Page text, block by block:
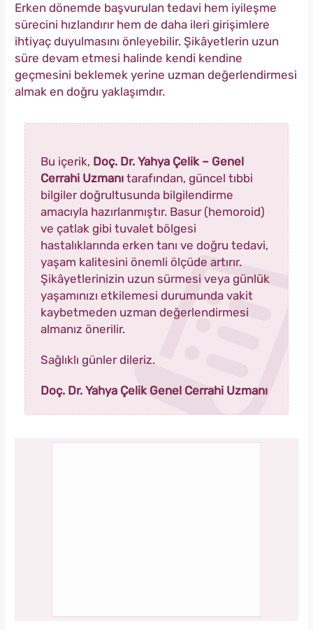
Erken dönemde başvurulan tedavi hem iyileşme
sürecini hızlandırır hem de daha ileri girişimlere
ihtiyaç duyulmasını önleyebilir. Şikâyetlerin uzun
süre devam etmesi halinde kendi kendine
geçmesini beklemek yerine uzman değerlendirmesi
almak en doğru yaklaşımdır.
Bu içerik, Doç. Dr. Yahya Çelik – Genel
Cerrahi Uzmanı tarafından, güncel tıbbi
bilgiler doğrultusunda bilgilendirme
amacıyla hazırlanmıştır. Basur (hemoroid)
ve çatlak gibi tuvalet bölgesi
hastalıklarında erken tanı ve doğru tedavi,
yaşam kalitesini önemli ölçüde artırır.
Şikâyetlerinizin uzun sürmesi veya günlük
yaşamınızı etkilemesi durumunda vakit
kaybetmeden uzman değerlendirmesi
almanız önerilir.
Sağlıklı günler dileriz.
Doç. Dr. Yahya Çelik Genel Cerrahi Uzmanı